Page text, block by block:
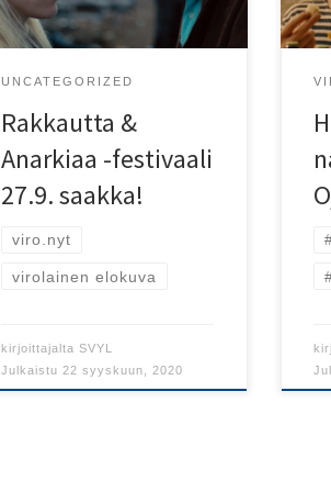
UNCATEGORIZED
Rakkautta &
Anarkiaa -festivaali
27.9. saakka!
viro.nyt
virolainen elokuva
kirjoittajaltaSVYL
Julkaistu 22 syyskuun, 2020